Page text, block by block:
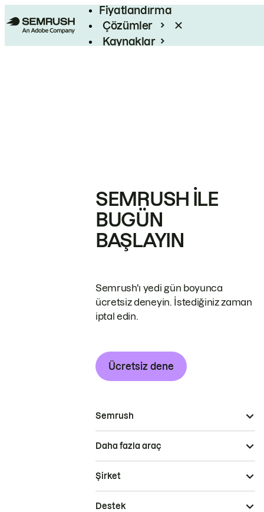
Fiyatlandırma
Çözümler
Kaynaklar
SEMRUSH ILE
BUGÜN
BAŞLAYIN
Semrush'ı yedi gün boyunca
ücretsiz deneyin. İstediğiniz zaman
iptal edin.
Ücretsiz dene
Semrush
Daha fazla araç
Şirket
Destek